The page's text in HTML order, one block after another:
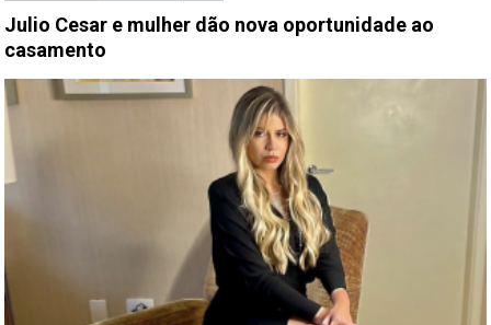
Julio Cesar e mulher dão nova oportunidade ao
casamento